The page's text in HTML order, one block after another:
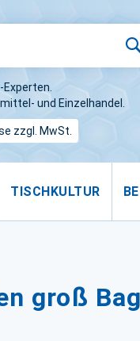
und Einzelhandel.
zzgl. MwSt.
TISCHKULTUR
groß